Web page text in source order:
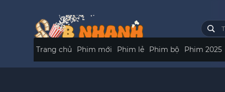
Trang chủ Phim mới Phim lẻ Phim bộ Phim 2025